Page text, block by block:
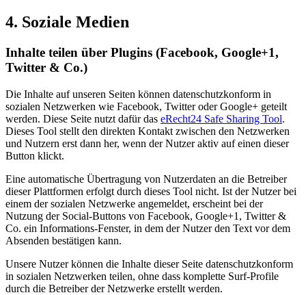
4. Soziale Medien
Inhalte teilen über Plugins (Facebook, Google+1,
Twitter & Co.)
Die Inhalte auf unseren Seiten können datenschutzkonform in
sozialen Netzwerken wie Facebook, Twitter oder Google+ geteilt
werden. Diese Seite nutzt dafür das eRecht24 Safe Sharing Tool.
Dieses Tool stellt den direkten Kontakt zwischen den Netzwerken
und Nutzern erst dann her, wenn der Nutzer aktiv auf einen dieser
Button klickt.
Eine automatische Übertragung von Nutzerdaten an die Betreiber
dieser Plattformen erfolgt durch dieses Tool nicht. Ist der Nutzer bei
einem der sozialen Netzwerke angemeldet, erscheint bei der
Nutzung der Social-Buttons von Facebook, Google+1, Twitter &
Co. ein Informations-Fenster, in dem der Nutzer den Text vor dem
Absenden bestätigen kann.
Unsere Nutzer können die Inhalte dieser Seite datenschutzkonform
in sozialen Netzwerken teilen, ohne dass komplette Surf-Profile
durch die Betreiber der Netzwerke erstellt werden.